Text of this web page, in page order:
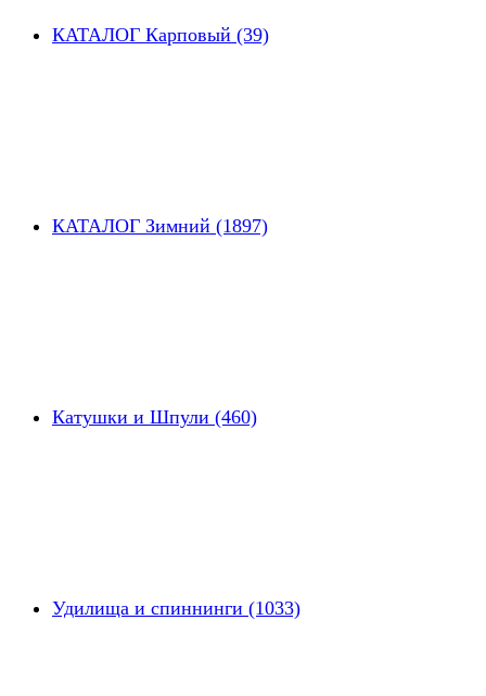
КАТАЛОГ Карповый (39)
КАТАЛОГ Зимний (1897)
Катушки и Шпули (460)
Удилища и спиннинги (1033)